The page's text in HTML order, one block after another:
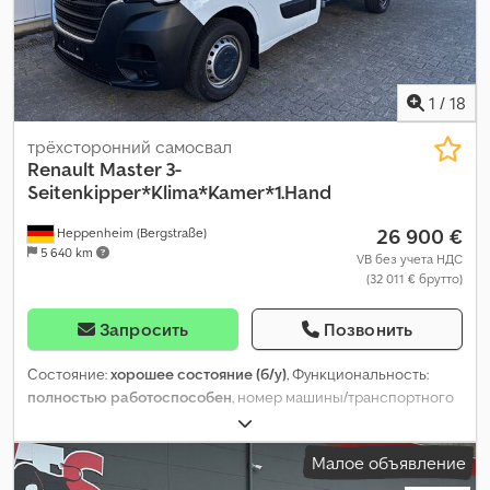
электрорегулируемое зеркало,
1 / 18
Heppenheim (Bergstraße)
5 640 km
трёхсторонний самосвал
Renault Master 3-
Seitenkipper*Klima*Kamer*1.Hand
26 900 €
VB без учета НДС
(32 011 € брутто)
Запросить Позвонить
Состояние:хорошее состояние (б/у), Функциональность:
полностью работоспособен, номер машины/транспортного
, пробег:
(145,48 л.с.), первая регистрация:02/2021, тип топлива:дизель,
собственный вес:
, максимальная грузоподъёмность:
Малое объявление